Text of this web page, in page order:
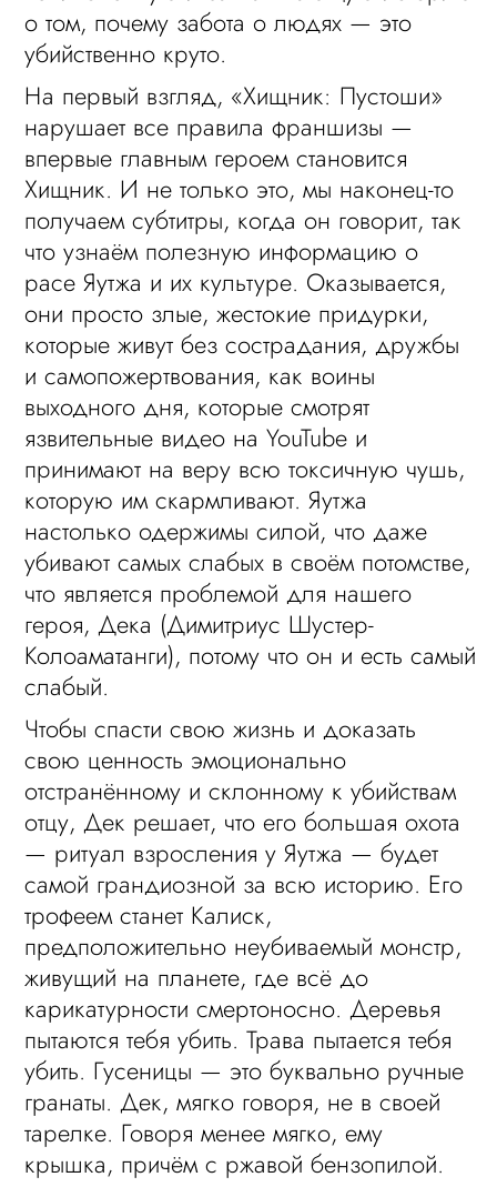
о том, почему забота о людях — это
убийственно круто.
На первый взгляд, «Хищник: Пустоши»
нарушает все правила франшизы —
впервые главным героем становится
Хищник. И не только это, мы наконец-то
получаем субтитры, когда он говорит, так
что узнаём полезную информацию о
расе Яутжа и их культуре. Оказывается,
они просто злые, жестокие придурки,
которые живут без сострадания, дружбы
и самопожертвования, как воины
выходного дня, которые смотрят
язвительные видео на YouTube и
принимают на веру всю токсичную чушь,
которую им скармливают. Яутжа
настолько одержимы силой, что даже
убивают самых слабых в своём потомстве,
что является проблемой для нашего
героя, Дека (Димитриус Шустер-
Колоаматанги), потому что он и есть самый
слабый.
Чтобы спасти свою жизнь и доказать
свою ценность эмоционально
отстранённому и склонному к убийствам
отцу, Дек решает, что его большая охота
— ритуал взросления у Яутжа — будет
самой грандиозной за всю историю. Его
трофеем станет Калиск,
предположительно неубиваемый монстр,
живущий на планете, где всё до
карикатурности смертоносно. Деревья
пытаются тебя убить. Трава пытается тебя
убить. Гусеницы — это буквально ручные
гранаты. Дек, мягко говоря, не в своей
тарелке. Говоря менее мягко, ему
крышка, причём с ржавой бензопилой.